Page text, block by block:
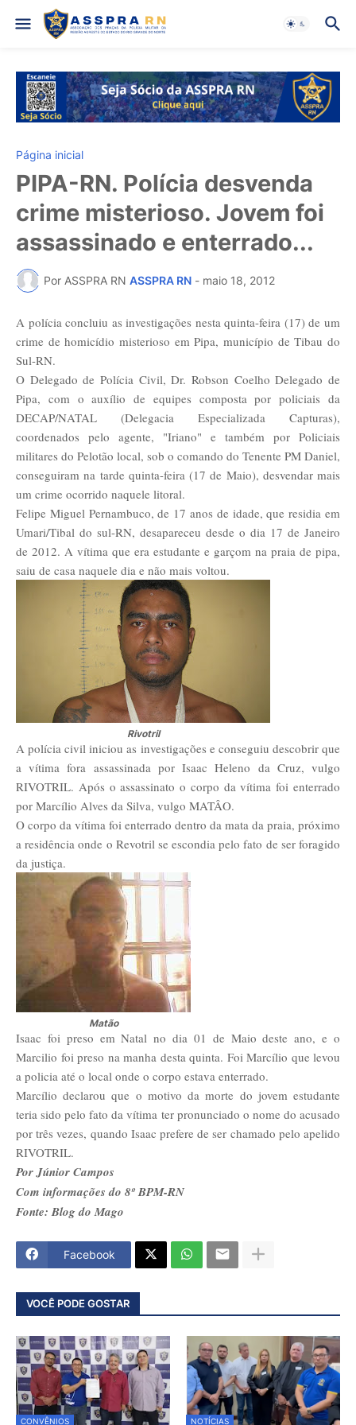
Página inicial
PIPA-RN. Polícia desvenda
crime misterioso. Jovem foi
assassinado e enterrado...
Por ASSPRA RN ASSPRA RN - maio 18, 2012
A polícia concluiu as investigações nesta quinta-feira (17) de um
crime de homicídio misterioso em Pipa, município de Tibau do
Sul-RN.
O Delegado de Polícia Civil, Dr. Robson Coelho Delegado de
Pipa, com o auxílio de equipes composta por policiais da
DECAP/NATAL (Delegacia Especializada Capturas),
coordenados pelo agente, "Iriano" e também por Policiais
militares do Pelotão local, sob o comando do Tenente PM Daniel,
conseguiram na tarde quinta-feira (17 de Maio), desvendar mais
um crime ocorrido naquele litoral.
Felipe Miguel Pernambuco, de 17 anos de idade, que residia em
Umari/Tibal do sul-RN, desapareceu desde o dia 17 de Janeiro
de 2012. A vítima que era estudante e garçom na praia de pipa,
saiu de casa naquele dia e não mais voltou.
Rivotril
A polícia civil iniciou as investigações e conseguiu descobrir que
a vítima fora assassinada por Isaac Heleno da Cruz, vulgo
RIVOTRIL. Após o assassinato o corpo da vítima foi enterrado
por Marcílio Alves da Silva, vulgo MATÂO.
O corpo da vítima foi enterrado dentro da mata da praia, próximo
a residência onde o Revotril se escondia pelo fato de ser foragido
da justiça.
Matão
Isaac foi preso em Natal no dia 01 de Maio deste ano, e o
Marcilio foi preso na manha desta quinta. Foi Marcílio que levou
a policia até o local onde o corpo estava enterrado.
Marcílio declarou que o motivo da morte do jovem estudante
teria sido pelo fato da vítima ter pronunciado o nome do acusado
por três vezes, quando Isaac prefere de ser chamado pelo apelido
RIVOTRIL.
Por Júnior Campos
Com informações do 8º BPM-RN
Fonte: Blog do Mago
Facebook
VOCÊ PODE GOSTAR
CONVÊNIOS NOTÍCIAS